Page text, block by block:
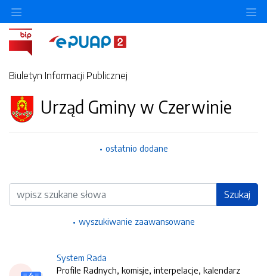
Biuletyn Informacji Publicznej
Urząd Gminy w Czerwinie
ostatnio dodane
Wyszukiwarka Szukaj
wyszukiwanie zaawansowane
System Rada
Profile Radnych, komisje, interpelacje, kalendarz